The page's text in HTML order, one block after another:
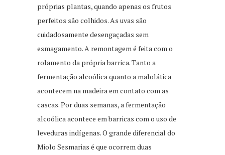
próprias plantas, quando apenas os frutos
perfeitos são colhidos. As uvas são
cuidadosamente desengaçadas sem
esmagamento. A remontagem é feita com o
rolamento da própria barrica. Tanto a
fermentação alcoólica quanto a malolática
acontecem na madeira em contato com as
cascas. Por duas semanas, a fermentação
alcoólica acontece em barricas com o uso de
leveduras indígenas. O grande diferencial do
Miolo Sesmarias é que ocorrem duas